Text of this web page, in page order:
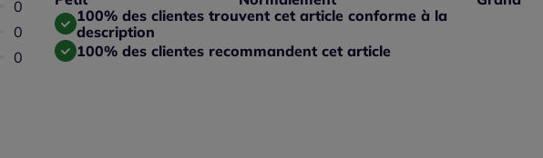
Aucun avis disponible
0
Aucun avis disponible
0
Aucun avis disponible
0
Taille grand : 0%
100% des clientes trouvent cet article conforme à la
description
100% des clientes recommandent cet article